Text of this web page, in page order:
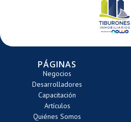
PÁGINAS
Negocios
Desarrolladores
Capacitación
Artículos
Quiénes Somos